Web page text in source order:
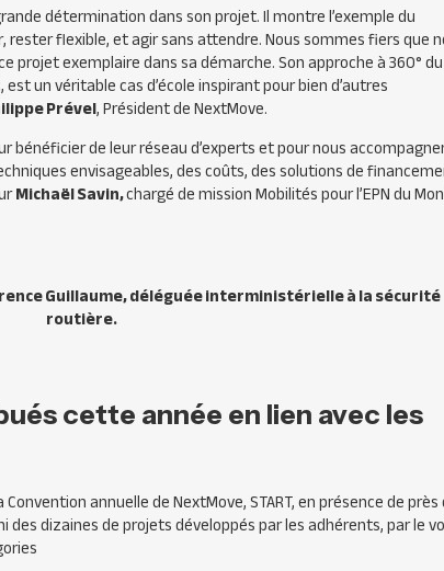
détermination dans son projet. Il montre l’exemple du
rester flexible, et agir sans attendre. Nous sommes fiers que
projet exemplaire dans sa démarche. Son approche à 360° du
un véritable cas d’école inspirant pour bien d’autres
Prével, Président de NextMove.
bénéficier de leur réseau d’experts et pour nous
envisageables, des coûts, des solutions de
Michaël Savin,chargé de mission Mobilités pour l’EPN du
Guillaume, déléguée interministérielle à la sécurité
routière.
cette année en lien avec les
annuelle de NextMove, START, en présence de près
dizaines de projets développés par les adhérents, par le